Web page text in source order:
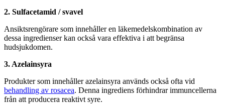
2. Sulfacetamid / svavel
Ansiktsrengörare som innehåller en läkemedelskombination av
dessa ingredienser kan också vara effektiva i att begränsa
hudsjukdomen.
3. Azelainsyra
Produkter som innehåller azelainsyra används också ofta vid
behandling av rosacea. Denna ingrediens förhindrar immuncellerna
från att producera reaktivt syre.